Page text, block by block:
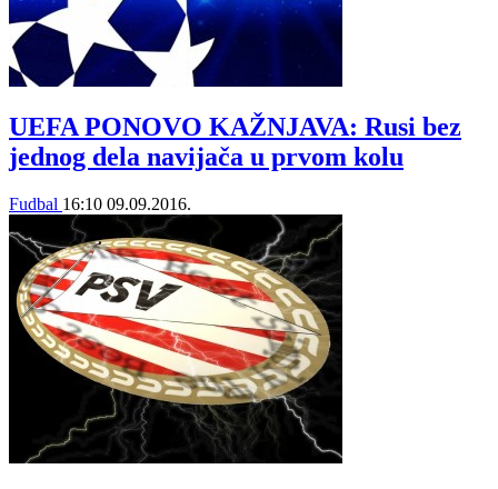
UEFA PONOVO KAŽNJAVA: Rusi bez
jednog dela navijača u prvom kolu
Fudbal 16:10 09.09.2016.